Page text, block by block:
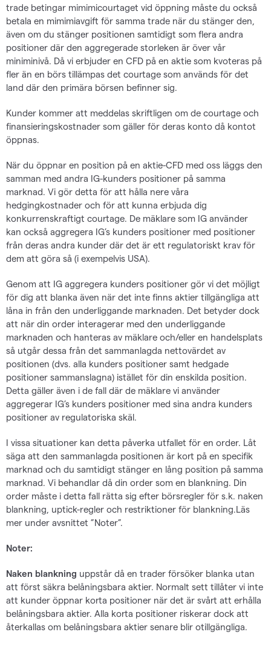
trade betingar mimimicourtaget vid öppning måste du också
betala en mimimiavgift för samma trade när du stänger den,
även om du stänger positionen samtidigt som flera andra
positioner där den aggregerade storleken är över vår
miniminivå. Då vi erbjuder en CFD på en aktie som kvoteras på
fler än en börs tillämpas det courtage som används för det
land där den primära börsen befinner sig.
Kunder kommer att meddelas skriftligen om de courtage och
finansieringskostnader som gäller för deras konto då kontot
öppnas.
När du öppnar en position på en aktie-CFD med oss läggs den
samman med andra IG-kunders positioner på samma
marknad. Vi gör detta för att hålla nere våra
hedgingkostnader och för att kunna erbjuda dig
konkurrenskraftigt courtage. De mäklare som IG använder
kan också aggregera IG’s kunders positioner med positioner
från deras andra kunder där det är ett regulatoriskt krav för
dem att göra så (i exempelvis USA).
Genom att IG aggregera kunders positioner gör vi det möjligt
för dig att blanka även när det inte finns aktier tillgängliga att
låna in från den underliggande marknaden. Det betyder dock
att när din order interagerar med den underliggande
marknaden och hanteras av mäklare och/eller en handelsplats
så utgår dessa från det sammanlagda nettovärdet av
positionen (dvs. alla kunders positioner samt hedgade
positioner sammanslagna) istället för din enskilda position.
Detta gäller även i de fall där de mäklare vi använder
aggregerar IG’s kunders positioner med sina andra kunders
positioner av regulatoriska skäl.
I vissa situationer kan detta påverka utfallet för en order. Låt
säga att den sammanlagda positionen är kort på en specifik
marknad och du samtidigt stänger en lång position på samma
marknad. Vi behandlar då din order som en blankning. Din
order måste i detta fall rätta sig efter börsregler för s.k. naken
blankning, uptick-regler och restriktioner för blankning.Läs
mer under avsnittet ”Noter”.
Noter:
Naken blankning uppstår då en trader försöker blanka utan
att först säkra belåningsbara aktier. Normalt sett tillåter vi inte
att kunder öppnar korta positioner när det är svårt att erhålla
belåningsbara aktier. Alla korta positioner riskerar dock att
återkallas om belåningsbara aktier senare blir otillgängliga.